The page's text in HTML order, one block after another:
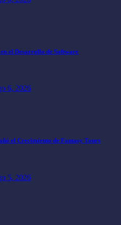
el Desarrollo de Software
6, 2026
el Crecimiento de Fantasy Tours
5, 2026